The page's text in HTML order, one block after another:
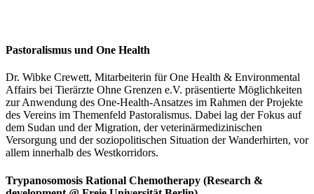
Pastoralismus und One Health
Dr. Wibke Crewett, Mitarbeiterin für One Health & Environmental
Affairs bei Tierärzte Ohne Grenzen e.V. präsentierte Möglichkeiten
zur Anwendung des One-Health-Ansatzes im Rahmen der Projekte
des Vereins im Themenfeld Pastoralismus. Dabei lag der Fokus auf
dem Sudan und der Migration, der veterinärmedizinischen
Versorgung und der soziopolitischen Situation der Wanderhirten, vor
allem innerhalb des Westkorridors.
Trypanosomosis Rational Chemotherapy (Research &